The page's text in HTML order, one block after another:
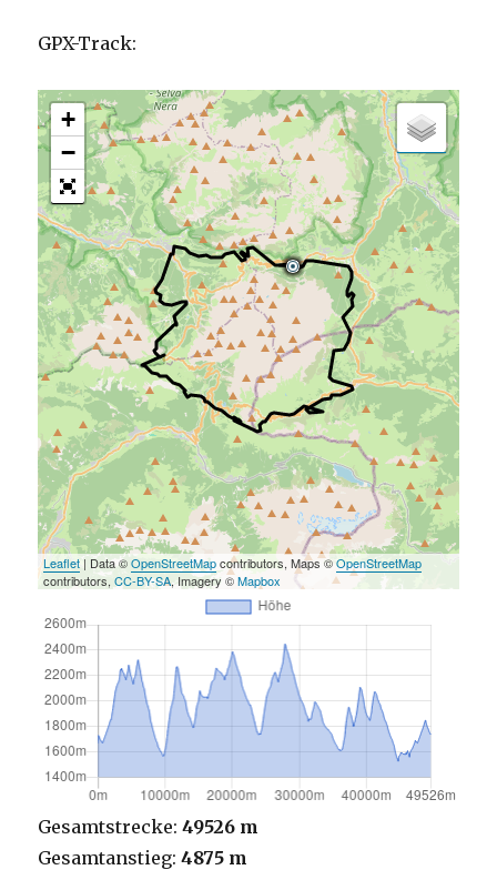
GPX-Track:
+
−
Leaflet | Data ©OpenStreetMapcontributors, Maps ©OpenStreetMap
contributors,CC-BY-SA, Imagery ©Mapbox
Gesamtstrecke: 49526 m
Gesamtanstieg: 4875 m